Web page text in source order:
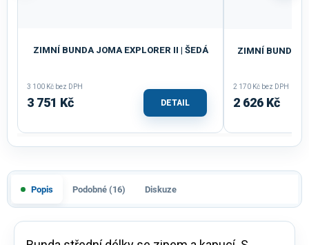
ZIMNÍ BUNDA JOMA EXPLORER II | ŠEDÁ
3 100 Kč bez DPH
3 751 Kč DETAIL
ZIMNÍ BUNDA
2 170 Kč bez DPH
2 626 Kč
Popis Podobné (16) Diskuze